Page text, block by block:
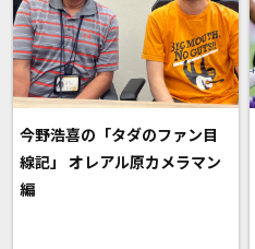
今野浩喜の「タダのファン目
線記」 オレアル原カメラマン
編